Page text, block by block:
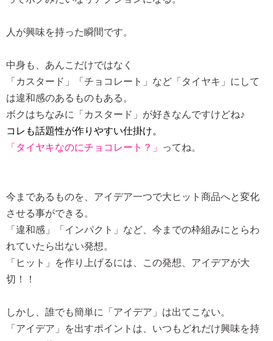
人が興味を持った瞬間です。
中身も、あんこだけではなく
「カスタード」「チョコレート」など「タイヤキ」にして
は違和感のあるものもある。
ボクはちなみに「カスタード」が好きなんですけどね♪
コレも話題性が作りやすい仕掛け。
「タイヤキなのにチョコレート？」 ってね。
今まであるものを、アイデア一つで大ヒット商品へと変化
させる事ができる。
「違和感」「インパクト」など、今までの枠組みにとらわ
れていたら出ない発想。
「ヒット」を作り上げるには、この発想、アイデアが大
切！！
しかし、誰でも簡単に「アイデア」は出てこない。
「アイデア」を出すポイントは、 いつもどれだけ興味を持